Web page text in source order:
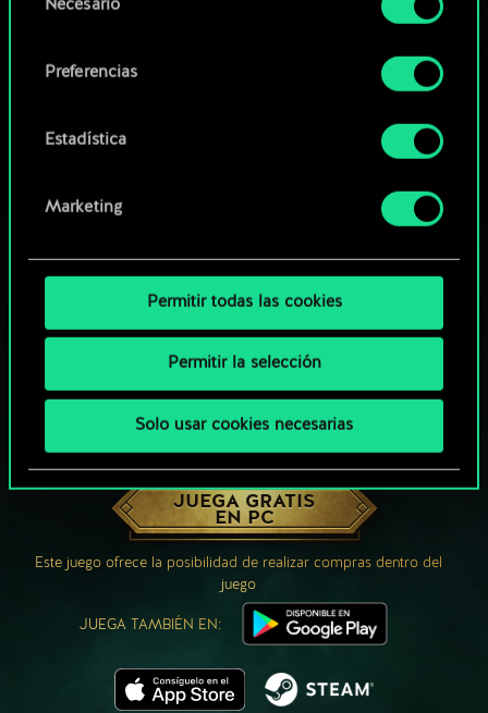
Encontrarás todos los detalles sobre nuestro uso
preferencias al respecto en el menú «Ajustes» de
deNecesario
Preferencias
Estadística
Marketing
Permitir todas las cookies
Permitir la selección
Solo usar cookies necesarias
¿QUÉ TAL UNA PARTIDA DE GWENT?
JUEGA GRATIS
EN PC
Este juego ofrece la posibilidad de realizar compras dentro del
juego
JUEGA TAMBIÉN EN: